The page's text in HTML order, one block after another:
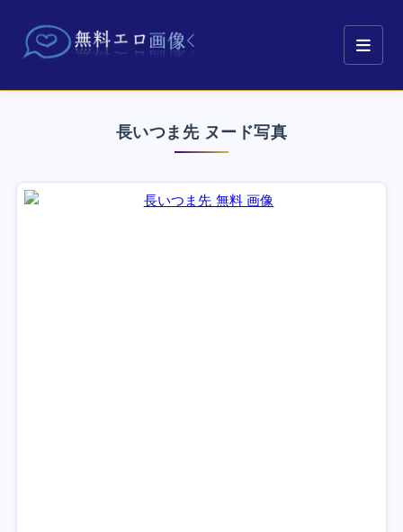
長いつま先 ヌード写真